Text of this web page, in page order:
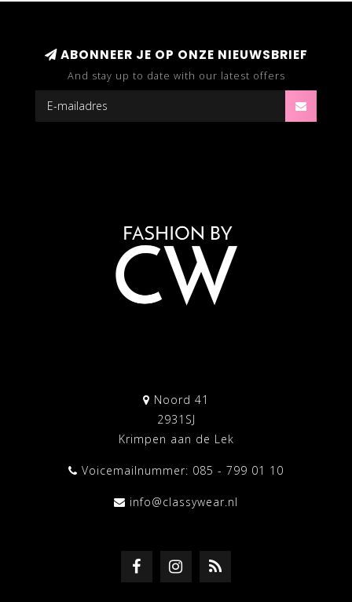
ABONNEER JE OP ONZE NIEUWSBRIEF
And stay up to date with our latest offers
Noord 41
2931SJ
Krimpen aan de Lek
Voicemailnummer: 085 - 799 01 10
info@classywear.nl